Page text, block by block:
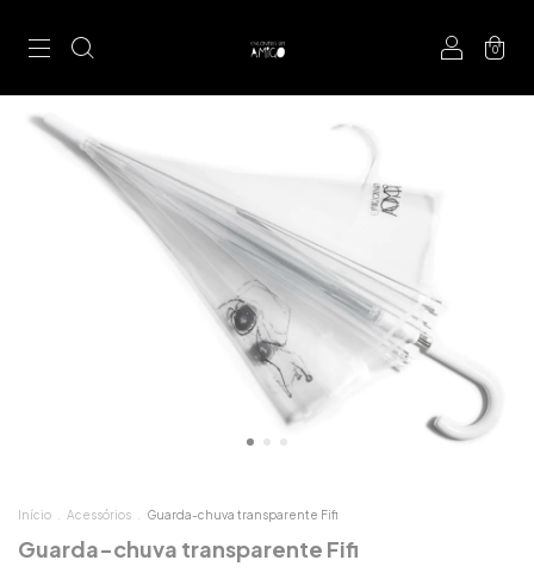
0
Início Acessórios Guarda-chuva transparente Fifi
Guarda-chuva transparente Fifi